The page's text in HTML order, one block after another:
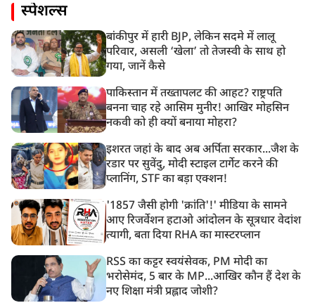
स्पेशल्स
बांकीपुर में हारी BJP, लेकिन सदमे में लालू
परिवार, असली ‘खेला’ तो तेजस्वी के साथ हो
गया, जानें कैसे
पाकिस्तान में तख्तापलट की आहट? राष्ट्रपति
बनना चाह रहे आसिम मुनीर! आखिर मोहसिन
नकवी को ही क्यों बनाया मोहरा?
इशरत जहां के बाद अब अर्पिता सरकार...जैश के
रडार पर सुवेंदु, मोदी स्टाइल टार्गेट करने की
प्लानिंग, STF का बड़ा एक्शन!
'1857 जैसी होगी 'क्रांति'!' मीडिया के सामने
आए रिजर्वेशन हटाओ आंदोलन के सूत्रधार वेदांश
त्यागी, बता दिया RHA का मास्टरप्लान
RSS का कट्टर स्वयंसेवक, PM मोदी का
भरोसेमंद, 5 बार के MP...आखिर कौन हैं देश के
नए शिक्षा मंत्री प्रह्लाद जोशी?